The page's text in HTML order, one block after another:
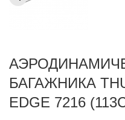
БАГАЖНИКА
EDGE 7216